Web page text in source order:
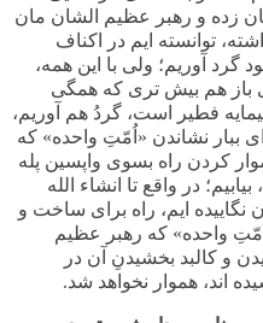
زده و رهبر عظیم الشان مان
توانسته ایم در اکناف
گرد آوریم؛ ولی با این همه،
باز هم بیش تری که همگی
فطیر است، گردُ هم آوریم،
ببار نشاندن «اُمّتِ واحده» که
کردن راه بسوی واپسین پله
در واقع تا انشاء الله
ایم، راه برای ساخت و
واحده» که رهبر عظیم
و کالبد بخشیدنِ آن در
اند، هموار نخواهد شد.